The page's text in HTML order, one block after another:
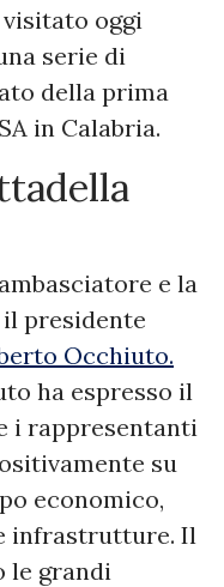
oggi
serie di
della prima
in Calabria.
e la
presidente
Occhiuto.
ha espresso il
i rappresentanti
su
economico,
infrastrutture. Il
le grandi